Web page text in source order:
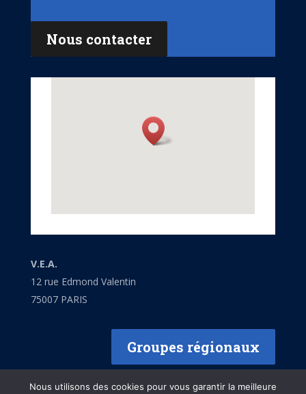
Nous contacter
V.E.A.
12 rue Edmond Valentin
75007 PARIS
Groupes régionaux
Nous utilisons des cookies pour vous garantir la meilleure